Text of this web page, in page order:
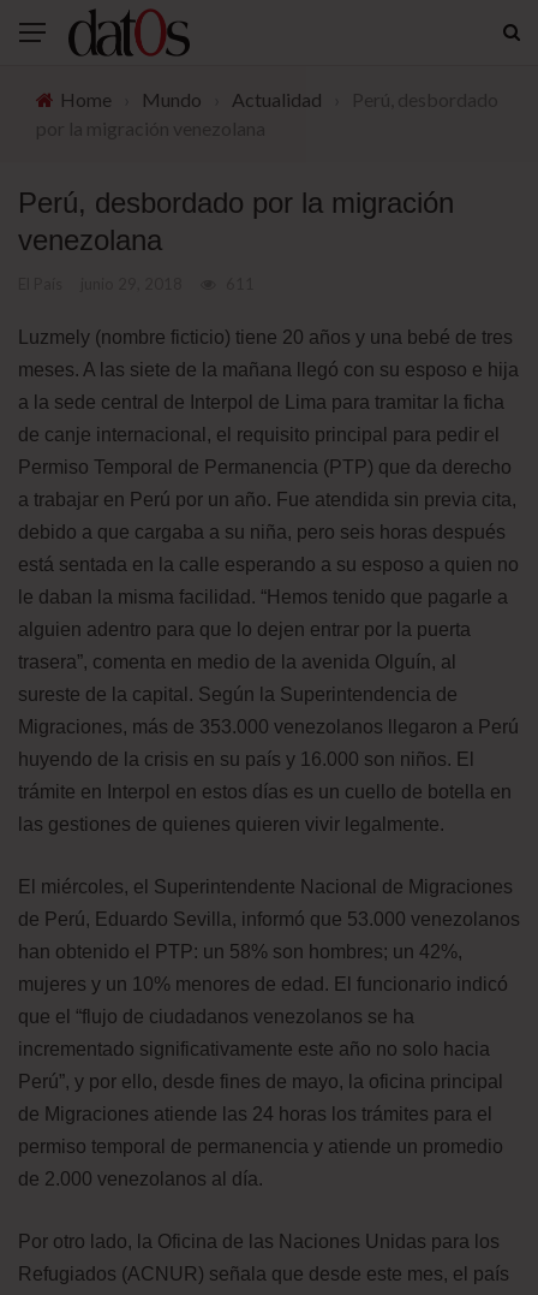
Home Mundo Actualidad
Perú, desbordado por la migración
venezolana
Luzmely (nombre ficticio) tiene 20 años y una bebé de tres
meses. A las siete de la mañana llegó con su esposo e hija
a la sede central de Interpol de Lima para tramitar la ficha
de canje internacional, el requisito principal para pedir el
Permiso Temporal de Permanencia (PTP) que da derecho
a trabajar en Perú por un año. Fue atendida sin previa cita,
debido a que cargaba a su niña, pero seis horas después
está sentada en la calle esperando a su esposo a quien no
le daban la misma facilidad. “Hemos tenido que pagarle a
alguien adentro para que lo dejen entrar por la puerta
trasera”, comenta en medio de la avenida Olguín, al
sureste de la capital. Según la Superintendencia de
Migraciones, más de 353.000 venezolanos llegaron a Perú
huyendo de la crisis en su país y 16.000 son niños. El
trámite en Interpol en estos días es un cuello de botella en
las gestiones de quienes quieren vivir legalmente.
El miércoles, el Superintendente Nacional de Migraciones
de Perú, Eduardo Sevilla, informó que 53.000 venezolanos
han obtenido el PTP: un 58% son hombres; un 42%,
mujeres y un 10% menores de edad. El funcionario indicó
que el “flujo de ciudadanos venezolanos se ha
incrementado significativamente este año no solo hacia
Perú”, y por ello, desde fines de mayo, la oficina principal
de Migraciones atiende las 24 horas los trámites para el
permiso temporal de permanencia y atiende un promedio
de 2.000 venezolanos al día.
Por otro lado, la Oficina de las Naciones Unidas para los
Refugiados (ACNUR) señala que desde este mes, el país